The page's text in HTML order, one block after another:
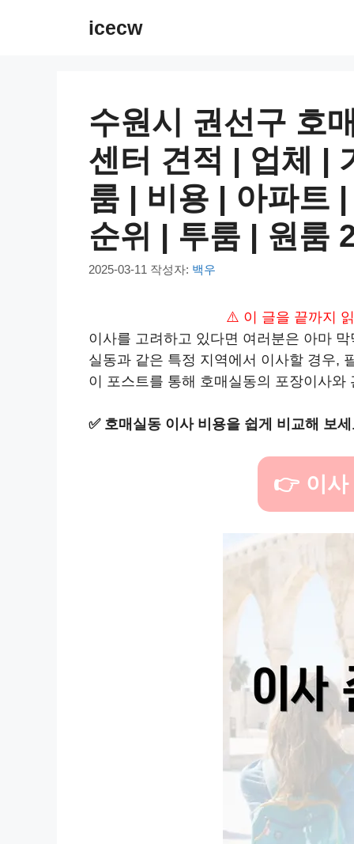
icecw
수원시 권선구 호
센터 견적 | 업체 |
룸 | 비용 | 아파트
순위 | 투룸 | 원룸
2025-03-11 작성자: 백우
⚠️ 이 글을 끝까지
이사를 고려하고 있다면 여러분은 아마
실동과 같은 특정 지역에서 이사할 경우,
이 포스트를 통해 호매실동의 포장이사
✅ 호매실동 이사 비용을 쉽게 비교해 보
👉 이사